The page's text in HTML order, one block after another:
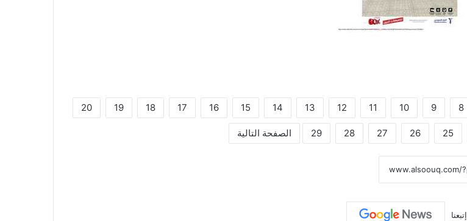
8
9
10
11
12
13
14
15
16
17
18
19
20
25
26
27
28
29 الصفحة التالية
إتبعنا